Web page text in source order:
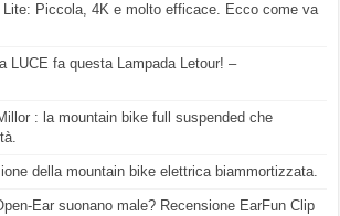
Lite: Piccola, 4K e molto efficace. Ecco come va
LUCE fa questa Lampada Letour! –
: la mountain bike full suspended che
della mountain bike elettrica biammortizzata.
Ear suonano male? Recensione EarFun Clip